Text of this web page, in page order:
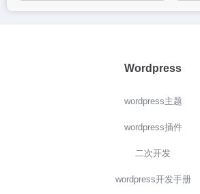
Wordpress
wordpress主题
wordpress插件
二次开发
wordpress开发手册